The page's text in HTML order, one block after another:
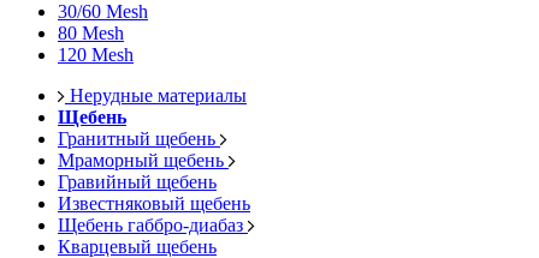
30/60 Mesh
80 Mesh
120 Mesh
Нерудные материалы
Щебень
Гранитный щебень
Мраморный щебень
Гравийный щебень
Известняковый щебень
Щебень габбро-диабаз
Кварцевый щебень